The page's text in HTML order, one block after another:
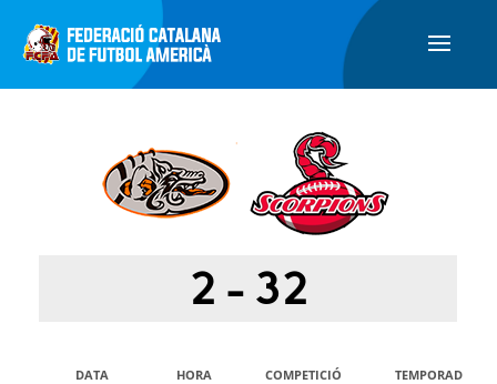
2 - 32
DATA HORA COMPETICIÓ TEMPORADA